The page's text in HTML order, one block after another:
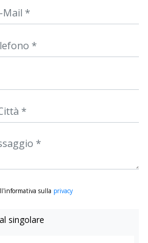
sulla privacy
singolare